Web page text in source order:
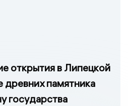
открытия в Липецкой
древних памятника
государства